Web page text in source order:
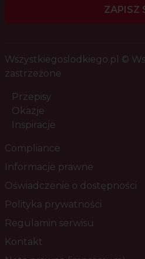
ZAPISZ
Wszystkiegoslodkiego.pl ©
zastrzeżone
Przepisy
Okazje
Inspiracje
Compliance
Informacje prawne
Oświadczenie o dostępności
Polityka prywatności
Regulamin serwisu
Kontakt